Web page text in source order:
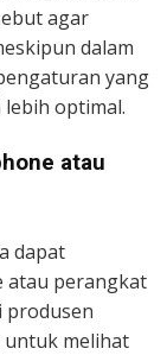
agar
dalam
yang
lebih optimal.
atau
dapat
atau perangkat
produsen
untuk melihat